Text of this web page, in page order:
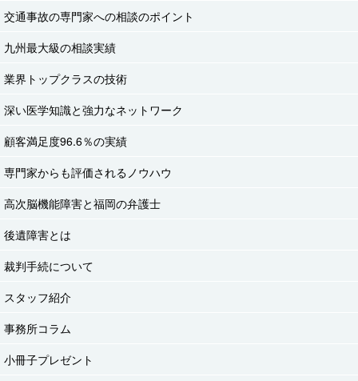
交通事故の専門家への相談のポイント
九州最大級の相談実績
業界トップクラスの技術
深い医学知識と強力なネットワーク
顧客満足度96.6％の実績
専門家からも評価されるノウハウ
高次脳機能障害と福岡の弁護士
後遺障害とは
裁判手続について
スタッフ紹介
事務所コラム
小冊子プレゼント